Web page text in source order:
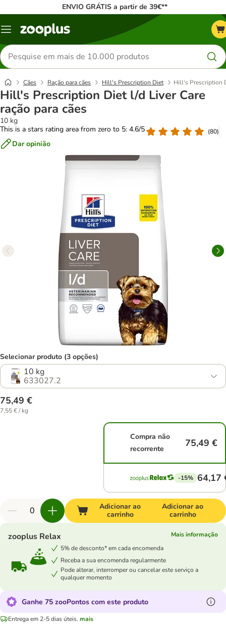
ENVIO GRÁTIS a partir de 39€**
Menu
Pesquisar
produtos
Cães Ração para cães Hill's Prescription Diet Hill's Prescription
Hill's Prescription Diet l/d Liver Care
ração para cães
10 kg
This is a stars rating area from zero to 5: 4.6/5
(80)
Dar opinião
Selecionar produto (3 opções)
10 kg
633027.2
75,49 €
7,55 € / kg
Compra não
recorrente
75,49 €
-15% 64,17
Adicionar ao
carrinho
Adicionar ao
carrinho
zooplus Relax
Mais informação
5% de desconto* em cada encomenda
Receba a sua encomenda regularmente
Pode alterar, interromper ou cancelar este serviço a
qualquer momento
Ganhe 75 zooPontos com este produto
Entrega em 2-5 dias úteis. mais